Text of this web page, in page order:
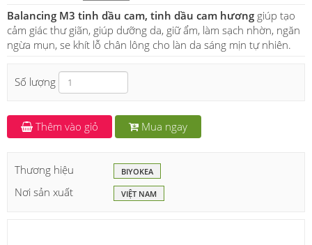
Balancing M3 tinh dầu cam, tinh dầu cam hương giúp tạo
cảm giác thư giãn, giúp dưỡng da, giữ ẩm, làm sạch nhờn, ngăn
ngừa mụn, se khít lỗ chân lông cho làn da sáng mịn tự nhiên.
Số lượng
Thêm vào giỏ Mua ngay
Thương hiệu BIYOKEA
Nơi sản xuất VIỆT NAM